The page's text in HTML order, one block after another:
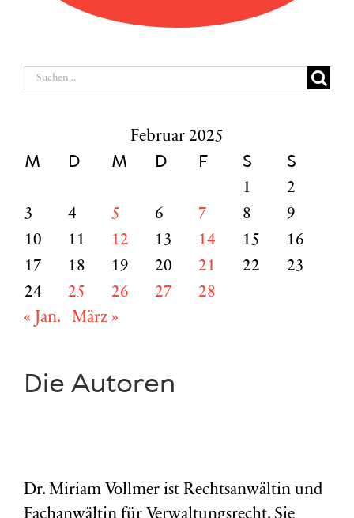
Suche
Februar 2025
M D M D F S S
1
2
3
4 5 6 7 8
9
10
11 12 13 14 15
16
17
18 19 20 21 22
23
24
25 26 27
28
« Jan.
März »
Die Autoren
Dr. Miriam Vollmer ist Rechtsanwältin und